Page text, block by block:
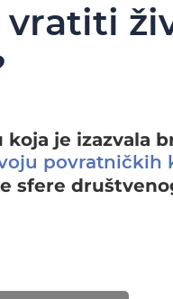
vratiti
je izazvala
povratničkih
sfere